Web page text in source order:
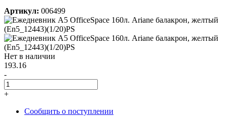
Артикул: 006499
Нет в наличии
193.16
-
+
Сообщить о поступлении